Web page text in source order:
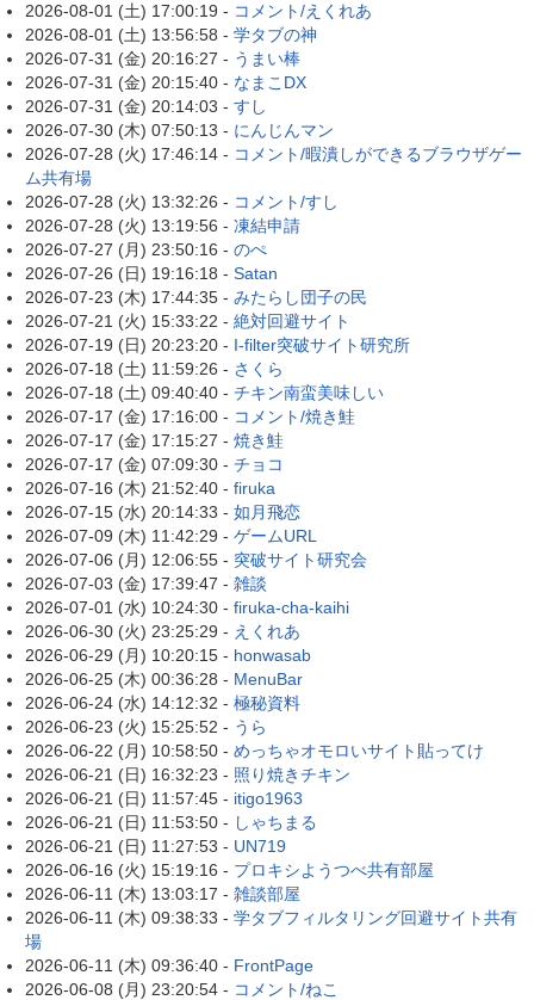
2026-08-01 (土) 17:00:19 - コメント/えくれあ
2026-08-01 (土) 13:56:58 - 学タブの神
2026-07-31 (金) 20:16:27 - うまい棒
2026-07-31 (金) 20:15:40 - なまこDX
2026-07-31 (金) 20:14:03 - すし
2026-07-30 (木) 07:50:13 - にんじんマン
2026-07-28 (火) 17:46:14 - コメント/暇潰しができるブラウザゲー
ム共有場
2026-07-28 (火) 13:32:26 - コメント/すし
2026-07-28 (火) 13:19:56 - 凍結申請
2026-07-27 (月) 23:50:16 - のぺ
2026-07-26 (日) 19:16:18 - Satan
2026-07-23 (木) 17:44:35 - みたらし団子の民
2026-07-21 (火) 15:33:22 - 絶対回避サイト
2026-07-19 (日) 20:23:20 - I-filter突破サイト研究所
2026-07-18 (土) 11:59:26 - さくら
2026-07-18 (土) 09:40:40 - チキン南蛮美味しい
2026-07-17 (金) 17:16:00 - コメント/焼き鮭
2026-07-17 (金) 17:15:27 - 焼き鮭
2026-07-17 (金) 07:09:30 - チョコ
2026-07-16 (木) 21:52:40 - firuka
2026-07-15 (水) 20:14:33 - 如月飛恋
2026-07-09 (木) 11:42:29 - ゲームURL
2026-07-06 (月) 12:06:55 - 突破サイト研究会
2026-07-03 (金) 17:39:47 - 雑談
2026-07-01 (水) 10:24:30 - firuka-cha-kaihi
2026-06-30 (火) 23:25:29 - えくれあ
2026-06-29 (月) 10:20:15 - honwasab
2026-06-25 (木) 00:36:28 - MenuBar
2026-06-24 (水) 14:12:32 - 極秘資料
2026-06-23 (火) 15:25:52 - うら
2026-06-22 (月) 10:58:50 - めっちゃオモロいサイト貼ってけ
2026-06-21 (日) 16:32:23 - 照り焼きチキン
2026-06-21 (日) 11:57:45 - itigo1963
2026-06-21 (日) 11:53:50 - しゃちまる
2026-06-21 (日) 11:27:53 - UN719
2026-06-16 (火) 15:19:16 - プロキシようつべ共有部屋
2026-06-11 (木) 13:03:17 - 雑談部屋
2026-06-11 (木) 09:38:33 - 学タブフィルタリング回避サイト共有
場
2026-06-11 (木) 09:36:40 - FrontPage
2026-06-08 (月) 23:20:54 - コメント/ねこ